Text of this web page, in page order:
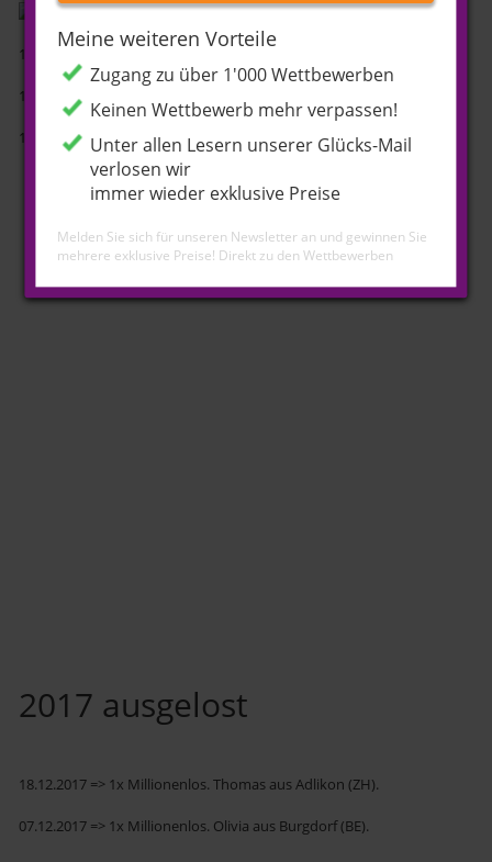
16.01.2018 => 1 x Vignette 2018. Franz aus Emmenbrücke (LU)
16.01.2018 => 1 x Vignette 2018. Roland aus Glattfelden (ZH)
16.01.2018 => 1 x Vignette 2018. Paul aus Wislikofen (AG)
2017 ausgelost
18.12.2017 => 1x Millionenlos. Thomas aus Adlikon (ZH).
07.12.2017 => 1x Millionenlos. Olivia aus Burgdorf (BE).
Meine weiteren Vorteile
Zugang zu über 1'000 Wettbewerben
Keinen Wettbewerb mehr verpassen!
Unter allen Lesern unserer Glücks-Mail
verlosen wir
immer wieder exklusive Preise
Melden Sie sich für unseren Newsletter an und gewinnen Sie
mehrere exklusive Preise! Direkt zu den Wettbewerben